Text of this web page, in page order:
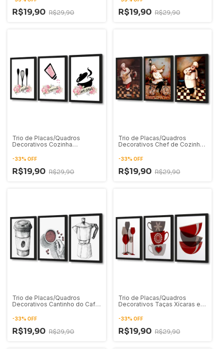
R$19,90 R$29,90 R$19,90 R$29,90
Trio de Placas/Quadros
Decorativos Cozinha
-33% OFF
R$19,90 R$29,90
Trio de Placas/Quadros
Decorativos Chef de Cozinha
-33% OFF
R$19,90 R$29,90
Trio de Placas/Quadros
Decorativos Cantinho do Café
-33% OFF
R$19,90 R$29,90
Trio de Placas/Quadros
Decorativos Taças Xícaras e
-33% OFF
R$19,90 R$29,90